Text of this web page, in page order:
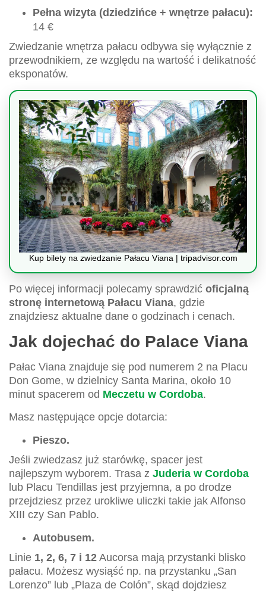
Pełna wizyta (dziedzińce + wnętrze pałacu):
14 €
Zwiedzanie wnętrza pałacu odbywa się wyłącznie z
przewodnikiem, ze względu na wartość i delikatność
eksponatów.
Kup bilety na zwiedzanie Pałacu Viana | tripadvisor.com
Po więcej informacji polecamy sprawdzić oficjalną
stronę internetową Pałacu Viana, gdzie
znajdziesz aktualne dane o godzinach i cenach.
Jak dojechać do Palace Viana
Pałac Viana znajduje się pod numerem 2 na Placu
Don Gome, w dzielnicy Santa Marina, około 10
minut spacerem od Meczetu w Cordoba.
Masz następujące opcje dotarcia:
Pieszo.
Jeśli zwiedzasz już starówkę, spacer jest
najlepszym wyborem. Trasa z Juderia w Cordoba
lub Placu Tendillas jest przyjemna, a po drodze
przejdziesz przez urokliwe uliczki takie jak Alfonso
XIII czy San Pablo.
Autobusem.
Linie 1, 2, 6, 7 i 12 Aucorsa mają przystanki blisko
pałacu. Możesz wysiąść np. na przystanku „San
Lorenzo” lub „Plaza de Colón”, skąd dojdziesz